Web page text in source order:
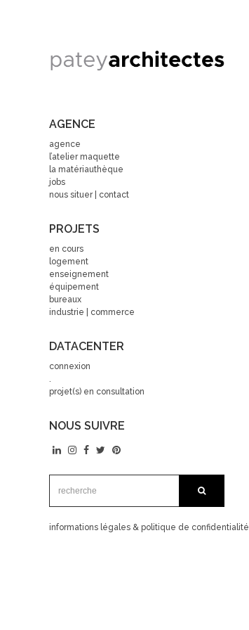
AGENCE
agence
l’atelier maquette
la matériauthèque
jobs
nous situer | contact
PROJETS
en cours
logement
enseignement
équipement
bureaux
industrie | commerce
DATACENTER
connexion
.
projet(s) en consultation
NOUS SUIVRE
informations légales & politique de confidentialité